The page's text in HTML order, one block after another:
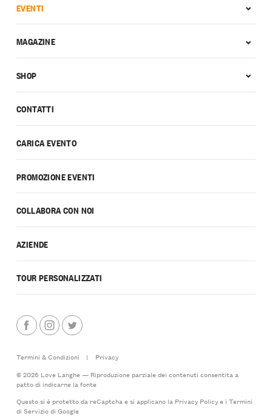
CONTATTI
CARICA EVENTO
PROMOZIONE EVENTI
COLLABORA CON NOI
AZIENDE
TOUR PERSONALIZZATI
EVENTI
MAGAZINE
SHOP
Termini & Condizioni |
Privacy
© 2026 Love Langhe — Riproduzione parziale dei contenuti consentita a
patto di indicarne la fonte
Questo si è protetto da reCaptcha e si applicano la Privacy Policye i Termini
di Serviziodi Google